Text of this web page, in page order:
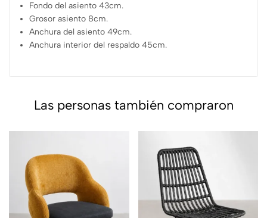
Fondo del asiento 43cm.
Grosor asiento 8cm.
Anchura del asiento 49cm.
Anchura interior del respaldo 45cm.
Las personas también compraron